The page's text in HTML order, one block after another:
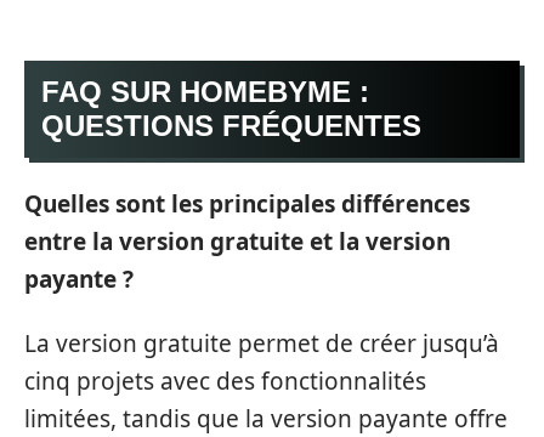
FAQ SUR HOMEBYME :
QUESTIONS FRÉQUENTES
Quelles sont les principales différences
entre la version gratuite et la version
payante ?
La version gratuite permet de créer jusqu’à
cinq projets avec des fonctionnalités
limitées, tandis que la version payante offre